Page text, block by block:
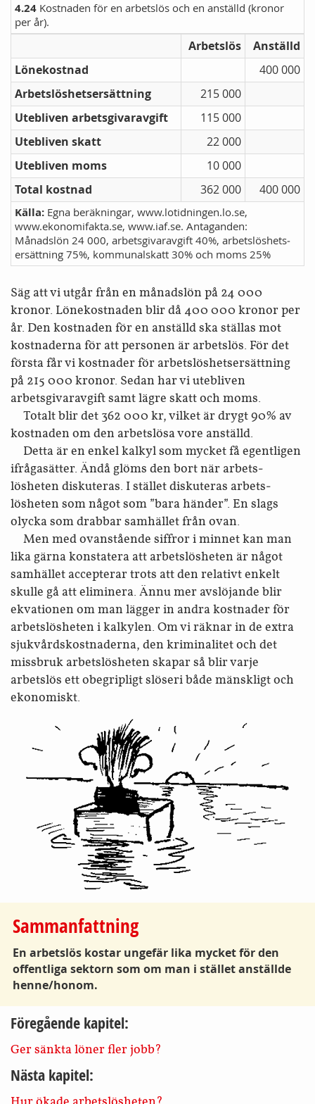
4.24 Kostnaden för en arbetslös och en anställd (kronor
per år).
Arbetslös
Anställd
Lönekostnad
400 000
Arbets­löshets­ersättning
215 000
Utebliven arbetsgivar­avgift
115 000
Utebliven skatt
22 000
Utebliven moms
10 000
Total kostnad
362 000 400 000
Källa: Egna beräkningar, www.lotidningen.lo.se,
www.ekonomifakta.se, www.iaf.se. Antaganden:
Månadslön 24 000, arbetsgivar­avgift 40%, arbetslöshets­
ersättning 75%, kommunal­skatt 30% och moms 25%
Säg att vi utgår från en månadslön på 24 000
kronor. Löne­kostnaden blir då 400 000 kronor per
år. Den kostnaden för en anställd ska ställas mot
kostnaderna för att personen är arbetslös. För det
första får vi kostnader för arbetslöshets­ersättning
på 215 000 kronor. Sedan har vi utebliven
arbetsgivar­avgift samt lägre skatt och moms.
Totalt blir det 362 000 kr, vilket är drygt 90% av
kostnaden om den arbetslösa vore anställd.
Detta är en enkel kalkyl som mycket få egentligen
ifrågasätter. Ändå glöms den bort när arbets­
lösheten diskuteras. I stället diskuteras arbets­
lösheten som något som ”bara händer”. En slags
olycka som drabbar samhället från ovan.
Men med ovanstående siffror i minnet kan man
lika gärna konstatera att arbets­lösheten är något
samhället accepterar trots att den relativt enkelt
skulle gå att eliminera. Ännu mer avslöjande blir
ekvationen om man lägger in andra kostnader för
arbets­lösheten i kalkylen. Om vi räknar in de extra
sjukvårds­kostnaderna, den kriminalitet och det
missbruk arbetslösheten skapar så blir varje
arbetslös ett obegripligt slöseri både mänskligt och
ekonomiskt.
Sammanfattning
En arbetslös kostar ungefär lika mycket för den
offentliga sektorn som om man i stället anställde
henne/honom.
Föregående kapitel:
Ger sänkta löner fler jobb?
Nästa kapitel: